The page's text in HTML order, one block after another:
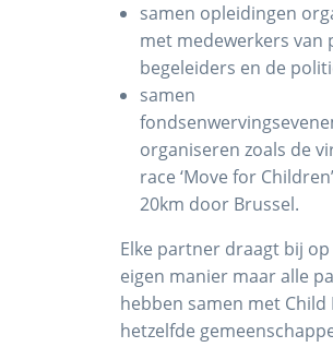
samen opleidingen
met medewerkers van
begeleiders en de
samen
organiseren zoals de
race ‘Move for
20km door Brussel.
Elke partner draagt bij op
eigen manier maar alle
hebben samen met Child
hetzelfde